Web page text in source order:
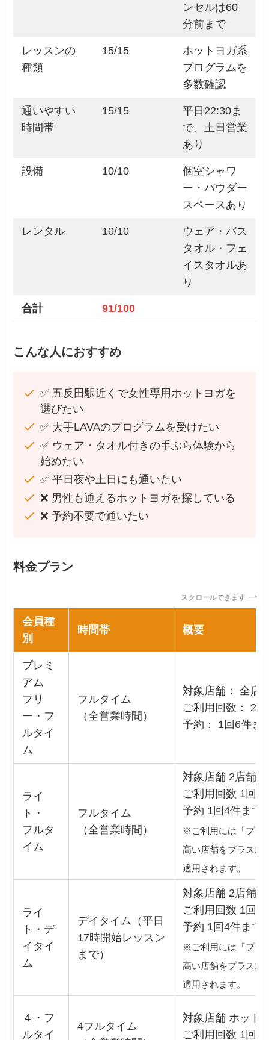
ンセルは60
分前まで
レッスンの
種類
15/15
ホットヨガ系
プログラムを
多数確認
通いやすい
時間帯
15/15
平日22:30ま
で、土日営業
あり
設備 10/10
個室シャワ
ー・パウダー
スペースあり
レンタル 10/10
ウェア・バス
タオル・フェ
イスタオルあ
り
合計 91/100
こんな人におすすめ
✅ 五反田駅近くで女性専用ホットヨガを
選びたい
✅ 大手LAVAのプログラムを受けたい
✅ ウェア・タオル付きの手ぶら体験から
始めたい
✅ 平日夜や土日にも通いたい
❌ 男性も通えるホットヨガを探している
❌ 予約不要で通いたい
料金プラン
スクロールできます
会員種
別
時間帯 概要
プレミ
アム
フリ
ー・フ
ルタイ
ム
フルタイム
（全営業時間）
対象店舗： 全店
ご利用回数： 2
予約： 1回6件ま
ライ
ト・
フルタ
イム
フルタイム
（全営業時間）
対象店舗 2店舗 (
ご利用回数 1回
予約 1回4件まで
※ご利用には「プラ
高い店舗をプラス1
適用されます。
ライ
ト・デ
イタイ
ム
デイタイム（平日
17時開始レッスン
まで）
対象店舗 2店舗 (
ご利用回数 1回
予約 1回4件まで
※ご利用には「プラ
高い店舗をプラス1
適用されます。
４・フ
ルタイ
4フルタイム
対象店舗 ホット
ご利用回数 1回